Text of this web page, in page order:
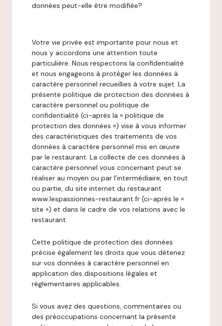
données peut-elle être modifiée?
Votre vie privée est importante pour nous et
nous y accordons une attention toute
particulière. Nous respectons la confidentialité
et nous engageons à protéger les données à
caractère personnel recueillies à votre sujet. La
présente politique de protection des données à
caractère personnel ou politique de
confidentialité (ci-après la « politique de
protection des données ») vise à vous informer
des caractéristiques des traitements de vos
données à caractère personnel mis en œuvre
par le restaurant. La collecte de ces données à
caractère personnel vous concernant peut se
réaliser au moyen ou par l’intermédiaire, en tout
ou partie, du site internet du restaurant
www.lespassionnes-restaurant.fr (ci-après le «
site ») et dans le cadre de vos relations avec le
restaurant.
Cette politique de protection des données
précise également les droits que vous détenez
sur vos données à caractère personnel en
application des dispositions légales et
réglementaires applicables.
Si vous avez des questions, commentaires ou
des préoccupations concernant la présente